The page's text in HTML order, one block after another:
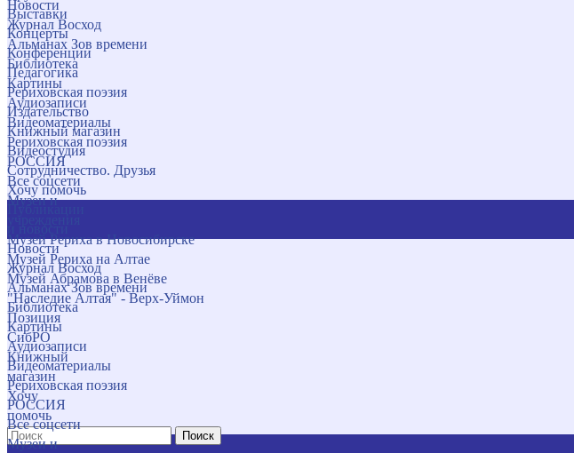
Новости
Журнал Восход
Альманах Зов времени
Библиотека
Картины
Аудиозаписи
Видеоматериалы
Рериховская поэзия
РОССИЯ
Все соцсети
Музеи и
Музей Рериха в Новосибирске
Музей Рериха на Алтае
Музей Абрамова в Венёве
"Наследие Алтая" - Верх-Уймон
Позиция
СибРО
Книжный
магазин
Хочу
помочь
Поиск
Выставки
Концерты
Конференции
Педагогика
Рериховская поэзия
Издательство
Книжный магазин
Видеостудия
Сотрудничество. Друзья
Хочу помочь
Новости
Журнал Восход
Альманах Зов времени
Библиотека
Картины
Аудиозаписи
Видеоматериалы
Рериховская поэзия
РОССИЯ
Все соцсети
Музеи и